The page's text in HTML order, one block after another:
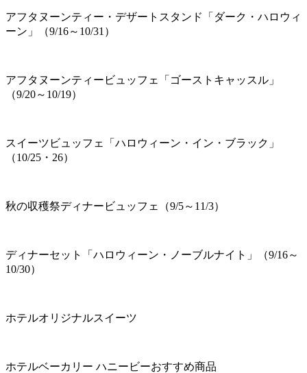
アフタヌーンティー・デザートスタンド「ダーク・ハロウィ
ーン」（9/16～10/31）
アフタヌーンティービュッフェ「ゴーストキャッスル」
（9/20～10/19）
スイーツビュッフェ「ハロウィーン・イン・ブラック」
（10/25・26）
秋の収穫祭ディナービュッフェ（9/5～11/3）
ディナーセット「ハロウィーン・ノーブルナイト」（9/16～
10/30）
ホテルオリジナルスイーツ
ホテルベーカリー ハニービーおすすめ商品